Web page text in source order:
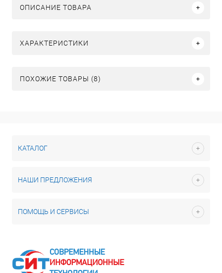
ОПИСАНИЕ ТОВАРА
ХАРАКТЕРИСТИКИ
ПОХОЖИЕ ТОВАРЫ (8)
КАТАЛОГ
НАШИ ПРЕДЛОЖЕНИЯ
ПОМОЩЬ И СЕРВИСЫ